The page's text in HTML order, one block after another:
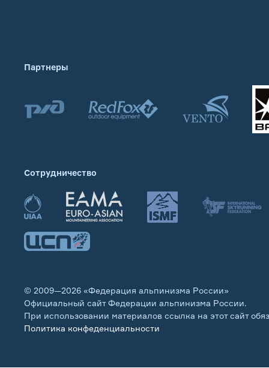
Партнеры
Сотрудничество
© 2009—2026 «Федерация альпинизма России»
Официальный сайт Федерации альпинизма России.
При использовании материалов ссылка на этот сайт
Политика конфеденциальности